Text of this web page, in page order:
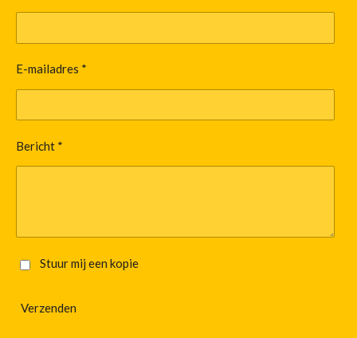
E-mailadres *
Bericht *
Stuur mij een kopie
Verzenden